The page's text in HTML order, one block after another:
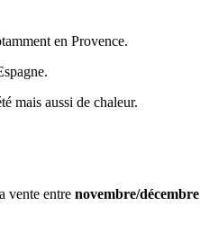
en Provence.
mais aussi de chaleur.
vente entre novembre/décembre